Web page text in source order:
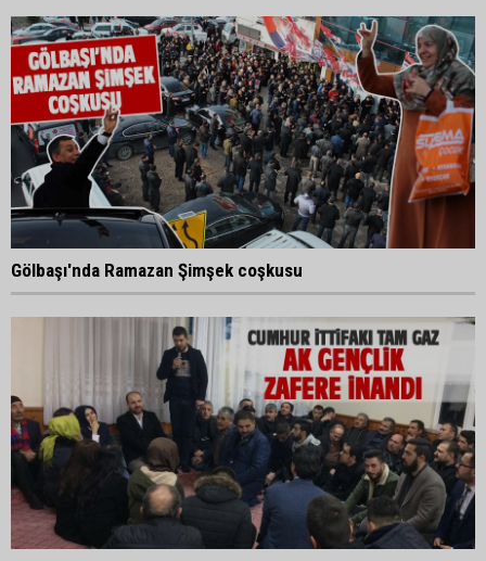
Gölbaşı'nda Ramazan Şimşek coşkusu